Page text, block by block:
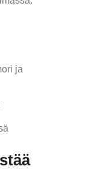
ja